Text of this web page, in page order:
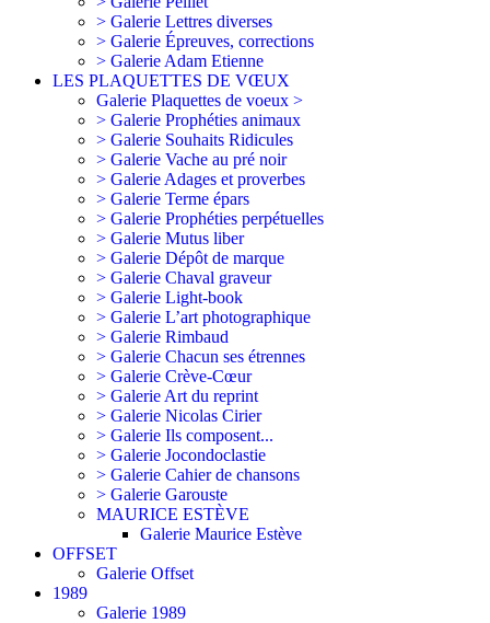
> Galerie Lettres diverses
> Galerie Épreuves, corrections
> Galerie Adam Etienne
LES PLAQUETTES DE VŒUX
Galerie Plaquettes de voeux >
> Galerie Prophéties animaux
> Galerie Souhaits Ridicules
> Galerie Vache au pré noir
> Galerie Adages et proverbes
> Galerie Terme épars
> Galerie Prophéties perpétuelles
> Galerie Mutus liber
> Galerie Dépôt de marque
> Galerie Chaval graveur
> Galerie Light-book
> Galerie L’art photographique
> Galerie Rimbaud
> Galerie Chacun ses étrennes
> Galerie Crève-Cœur
> Galerie Art du reprint
> Galerie Nicolas Cirier
> Galerie Ils composent...
> Galerie Jocondoclastie
> Galerie Cahier de chansons
> Galerie Garouste
MAURICE ESTÈVE
Galerie Maurice Estève
OFFSET
Galerie Offset
1989
Galerie 1989